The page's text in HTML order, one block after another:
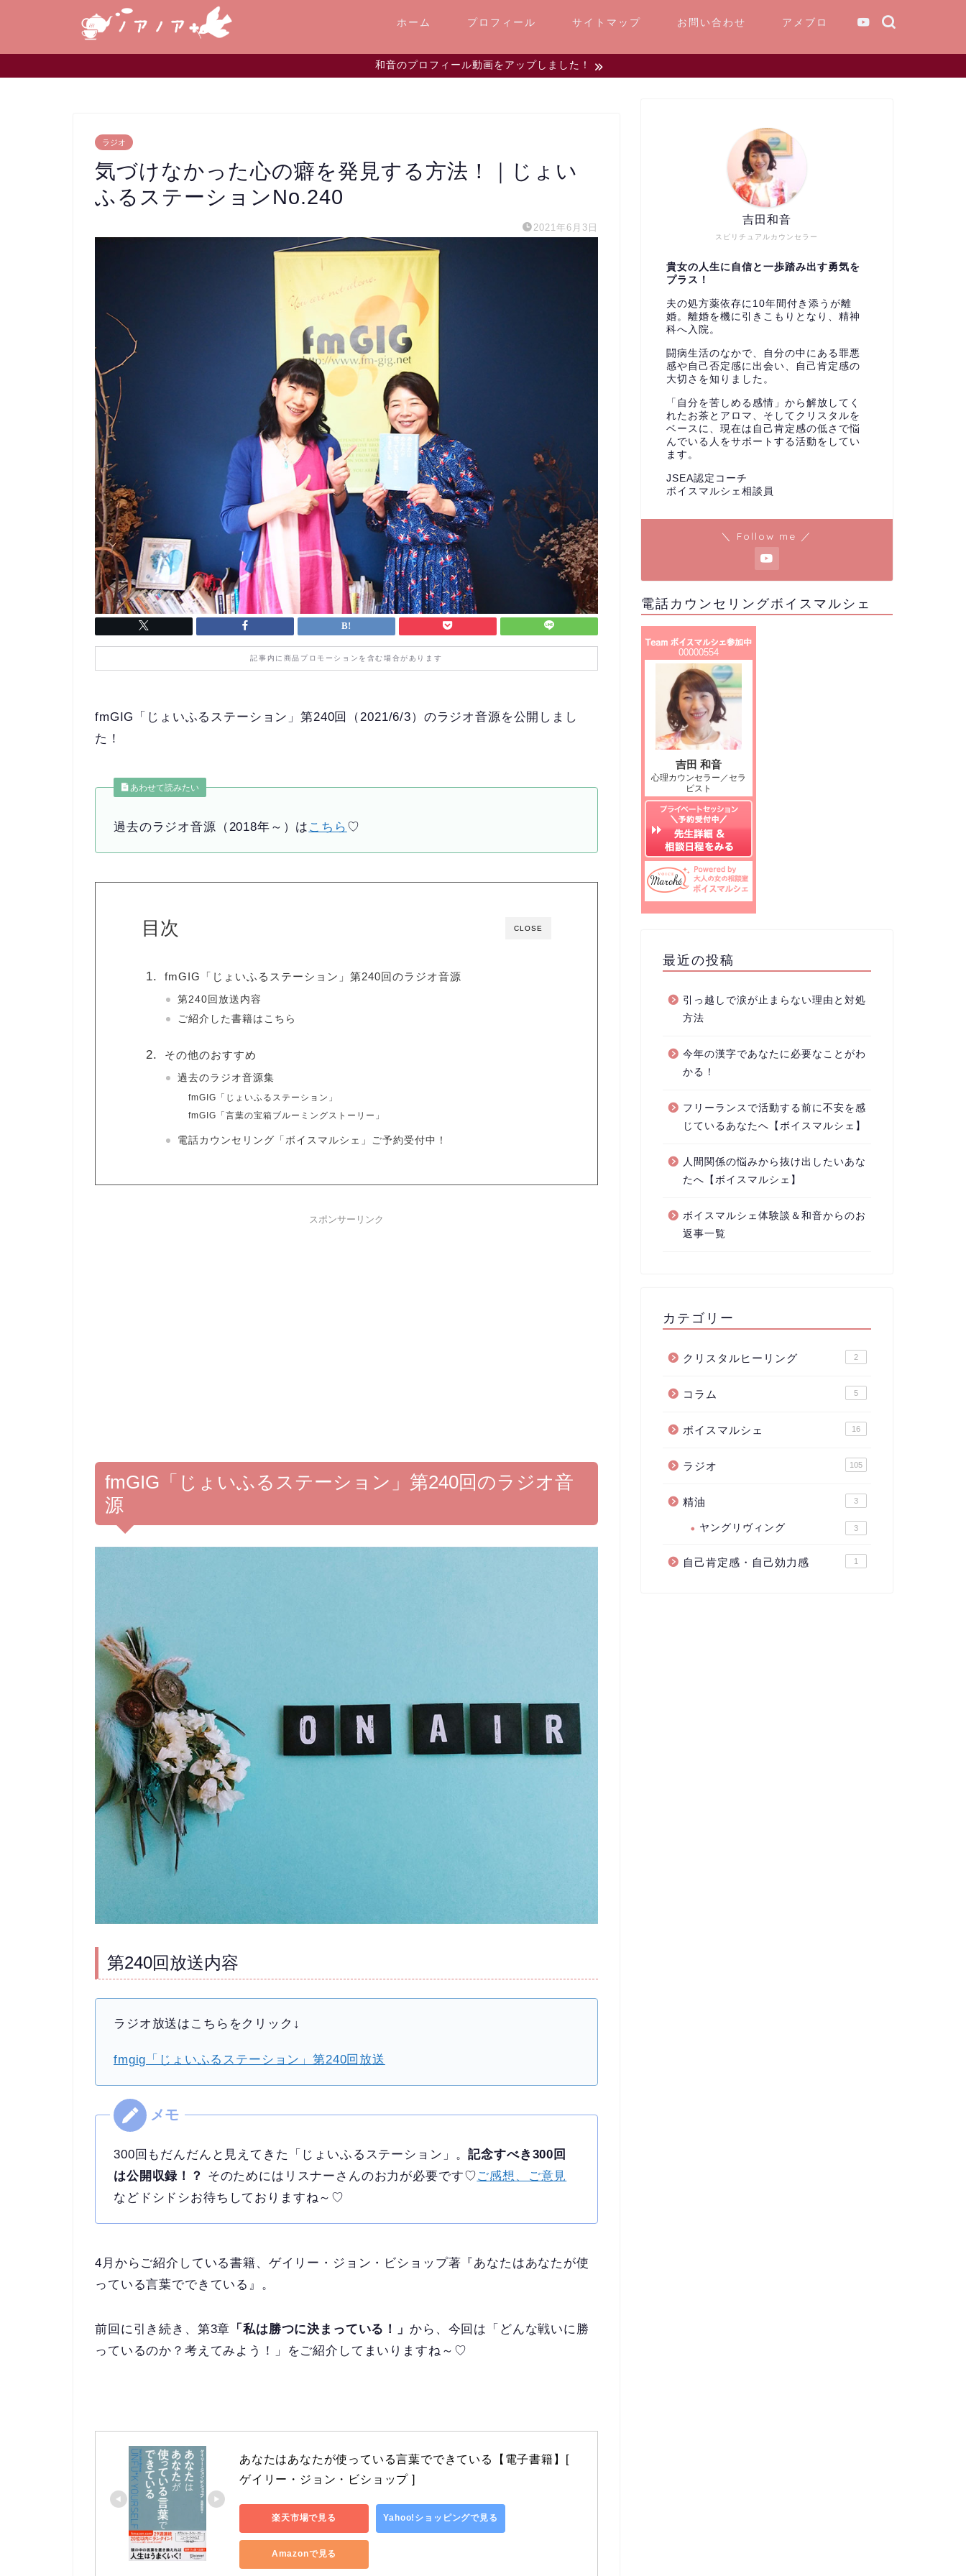
ホーム プロフィール サイトマップ お問い合わせ アメブロ
和音のプロフィール動画をアップしました！
ラジオ
気づけなかった心の癖を発見する方法！｜じょい
ふるステーションNo.240
2021年6月3日
記事内に商品プロモーションを含む場合があります
fmGIG「じょいふるステーション」第240回（2021/6/3）のラジオ音源を公開しまし
た！
あわせて読みたい
過去のラジオ音源（2018年～）は こちら ♡
CLOSE
目次
fmGIG「じょいふるステーション」第240回のラジオ音源
第240回放送内容
ご紹介した書籍はこちら
その他のおすすめ
過去のラジオ音源集
fmGIG「じょいふるステーション」
fmGIG「言葉の宝箱ブルーミングストーリー」
電話カウンセリング「ボイスマルシェ」ご予約受付中！
スポンサーリンク
fmGIG「じょいふるステーション」第240回のラジオ音
源
第240回放送内容
ラジオ放送はこちらをクリック↓
fmgig「じょいふるステーション」第240回放送
300回もだんだんと見えてきた「じょいふるステーション」。記念すべき300回
は公開収録！？
そのためにはリスナーさんのお力が必要です♡ご感想、ご意見
などドシドシお待ちしておりますね～♡
4月からご紹介している書籍、ゲイリー・ジョン・ビショップ著『あなたはあなたが使
っている言葉でできている』。
前回に引き続き、第3章 「私は勝つに決まっている！」 から、今回は「どんな戦いに勝
っているのか？考えてみよう！」をご紹介してまいりますね～♡
あなたはあなたが使っている言葉でできている【電子書籍】[
ゲイリー・ジョン・ビショップ ]
楽天市場で見る Yahoo!ショッピングで見る
Amazonで見る
スピリチュアルカウンセラー
吉田和音
貴女の人生に自信と一歩踏み出す勇気を
プラス！
夫の処方薬依存に10年間付き添うが離
婚。離婚を機に引きこもりとなり、精神
科へ入院。
闘病生活のなかで、自分の中にある罪悪
感や自己否定感に出会い、自己肯定感の
大切さを知りました。
「自分を苦しめる感情」から解放してく
れたお茶とアロマ、そしてクリスタルを
ベースに、現在は自己肯定感の低さで悩
んでいる人をサポートする活動をしてい
ます。
JSEA認定コーチ
ボイスマルシェ相談員
＼ Follow me ／
電話カウンセリングボイスマルシェ
最近の投稿
引っ越しで涙が止まらない理由と対処
方法
今年の漢字であなたに必要なことがわ
かる！
フリーランスで活動する前に不安を感
じているあなたへ【ボイスマルシェ】
人間関係の悩みから抜け出したいあな
たへ【ボイスマルシェ】
ボイスマルシェ体験談＆和音からのお
返事一覧
カテゴリー
クリスタルヒーリング 2
コラム 5
ボイスマルシェ 16
ラジオ 105
精油 3
ヤングリヴィング 3
自己肯定感・自己効力感 1